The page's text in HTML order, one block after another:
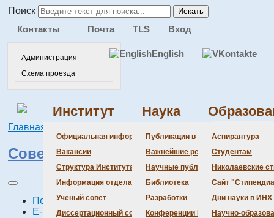
Поиск Искать
Контакты
Администрация
Схема проезда
Почта TLS Вход
English
Институт
Официальная информация
Бланки
История
Локальные
Вакансии
Структура Института
Информация отдела кадров
Ученый совет
Состав
Повестка
Информация
Диссертационный совет
Состав
Даты защит
Шифры
Состав СНМ
Новости
Награды
Наука
Публикации в ведущих журналах
Важнейшие результаты
Научные публикации сотрудников
Библиотека
Разработки
Конференции Института
Аспирантура
Студентам
Николаевские
Сайт
Дни науки в
Научно-
Главная
Совет научной молодёжи
Печать
E-mail